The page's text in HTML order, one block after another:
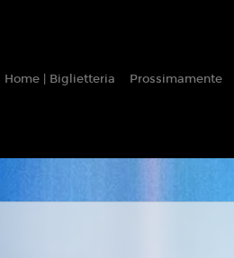
Home | Biglietteria Prossimamente